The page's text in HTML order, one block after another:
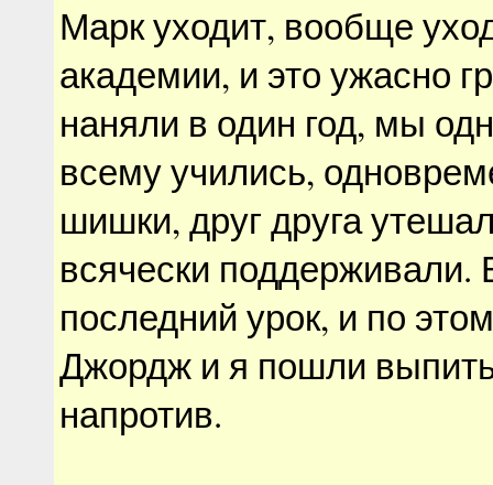
Марк уходит, вообще
академии, и это ужасно
наняли в один год, мы
всему учились,
шишки, друг друга
всячески поддерживали.
последний урок, и по
Джордж и я пошли
напротив.